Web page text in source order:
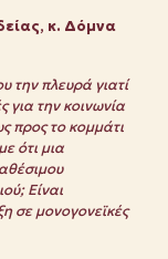
κ. Δόμνα
την πλευρά γιατί
για την κοινωνία
προς το κομμάτι
ότι μια
Είναι
σε μονογονεϊκές